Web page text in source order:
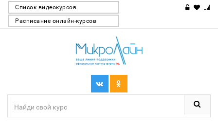
Список видеокурсов
Расписание онлайн-курсов